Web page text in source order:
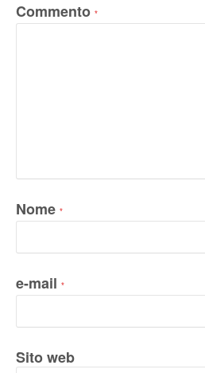
Commento *
Nome *
e-mail *
Sito web